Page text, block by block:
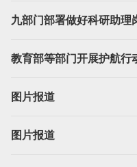
九部门部署做好科研助理
教育部等部门开展护航行
图片报道
图片报道